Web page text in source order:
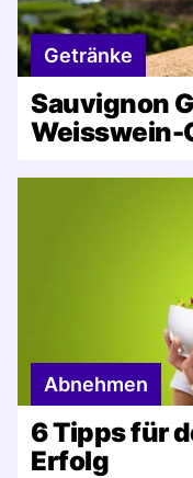
Getränke
Sauvignon
Weisswein-
Abnehmen
6 Tipps für
Erfolg